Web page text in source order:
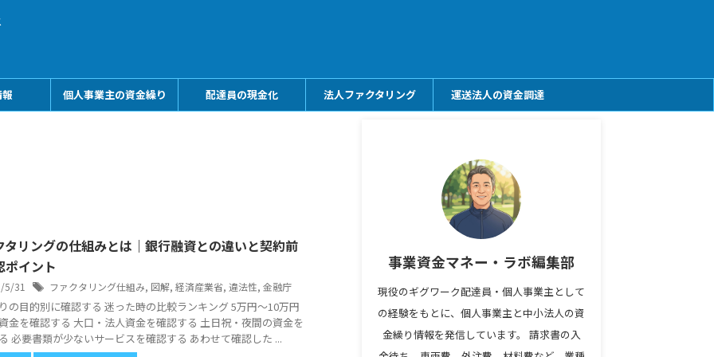
個人事業主の資金繰り 配達員の現金化 法人ファクタリング 運送法人の資金調達
タリングの仕組みとは｜銀行融資との違いと契約前
ポイント
5/31 ファクタリング仕組み, 図解, 経済産業省, 違法性, 金融庁
の目的別に確認する 迷った時の比較ランキング 5万円〜10万円
金を確認する 大口・法人資金を確認する 土日祝・夜間の資金を
必要書類が少ないサービスを確認する あわせて確認した ...
事業資金マネー・ラボ編集部
現役のギグワーク配達員・個人事業主として
の経験をもとに、個人事業主と中小法人の資
金繰り情報を発信しています。 請求書の入